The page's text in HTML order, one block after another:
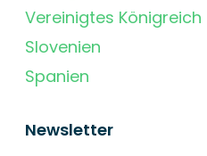
Vereinigtes Königreich
Slovenien
Spanien
Newsletter